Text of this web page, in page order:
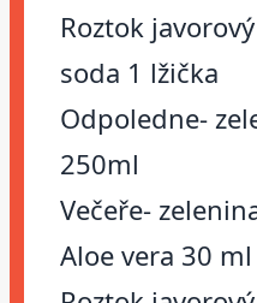
Roztok
soda 1 lžička
Odpoledne-
250ml
Večeře-
Aloe vera 30 ml